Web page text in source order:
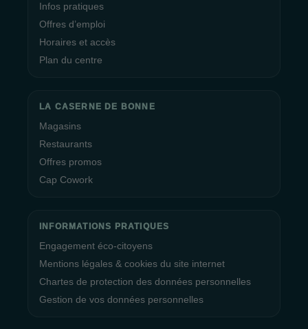
Infos pratiques
Offres d’emploi
Horaires et accès
Plan du centre
LA CASERNE DE BONNE
Magasins
Restaurants
Offres promos
Cap Cowork
INFORMATIONS PRATIQUES
Engagement éco-citoyens
Mentions légales & cookies du site internet
Chartes de protection des données personnelles
Gestion de vos données personnelles